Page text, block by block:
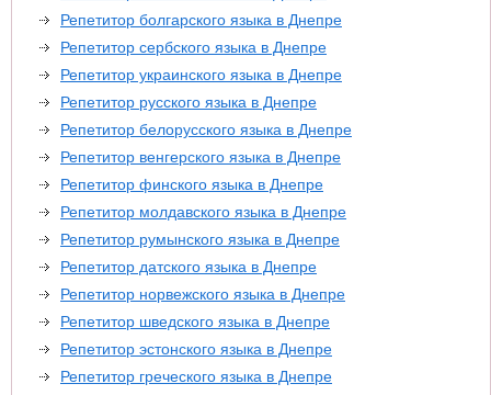
Репетитор болгарского языка в Днепре
Репетитор сербского языка в Днепре
Репетитор украинского языка в Днепре
Репетитор русского языка в Днепре
Репетитор белорусского языка в Днепре
Репетитор венгерского языка в Днепре
Репетитор финского языка в Днепре
Репетитор молдавского языка в Днепре
Репетитор румынского языка в Днепре
Репетитор датского языка в Днепре
Репетитор норвежского языка в Днепре
Репетитор шведского языка в Днепре
Репетитор эстонского языка в Днепре
Репетитор греческого языка в Днепре